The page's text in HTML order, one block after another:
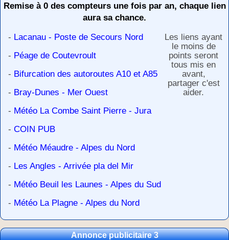
Remise à 0 des compteurs une fois par an, chaque lien
aura sa chance.
- Lacanau - Poste de Secours Nord
- Péage de Coutevroult
- Bifurcation des autoroutes A10 et A85
- Bray-Dunes - Mer Ouest
- Météo La Combe Saint Pierre - Jura
- COIN PUB
- Météo Méaudre - Alpes du Nord
- Les Angles - Arrivée pla del Mir
- Météo Beuil les Launes - Alpes du Sud
- Météo La Plagne - Alpes du Nord
Les liens ayant
le moins de
points seront
tous mis en
avant,
partager c'est
aider.
Annonce publicitaire 3